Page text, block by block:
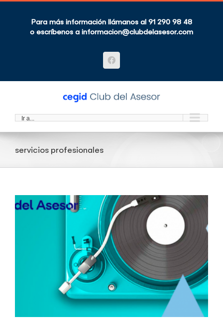
Saltar
contenidoPara más información llámanos al 91 290 98 48
o escríbenos a informacion@clubdelasesor.com
Facebook
Ir a...
servicios profesionales